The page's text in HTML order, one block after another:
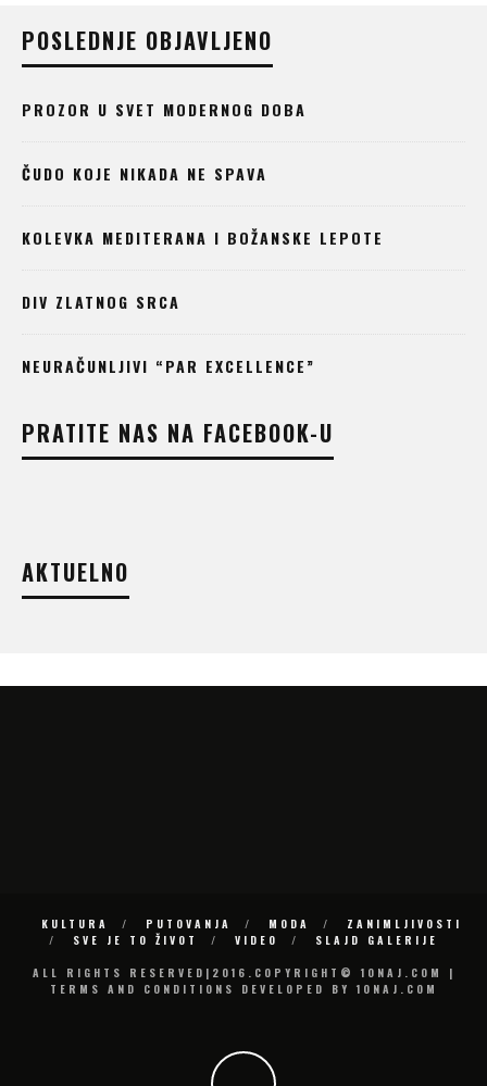
POSLEDNJE OBJAVLJENO
PROZOR U SVET MODERNOG DOBA
ČUDO KOJE NIKADA NE SPAVA
KOLEVKA MEDITERANA I BOŽANSKE LEPOTE
DIV ZLATNOG SRCA
NEURAČUNLJIVI “PAR EXCELLENCE”
PRATITE NAS NA FACEBOOK-U
AKTUELNO
KULTURA PUTOVANJA MODA
ZANIMLJIVOSTI
SVE JE TO ŽIVOT
VIDEO
SLAJD GALERIJE
ALL RIGHTS RESERVED|2016.COPYRIGHT© 10NAJ.COM |
TERMS AND CONDITIONS DEVELOPED BY 10NAJ.COM